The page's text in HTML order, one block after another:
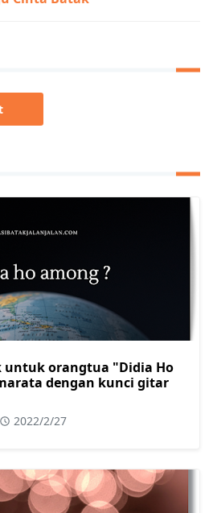
untuk orangtua "Didia Ho
dengan kunci gitar
2022/2/27